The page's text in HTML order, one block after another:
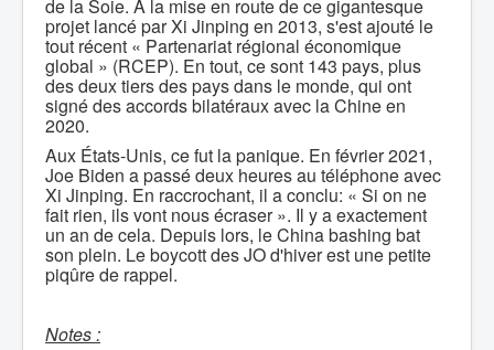
de la Soie. A la mise en route de ce gigantesque
projet lancé par Xi Jinping en 2013, s'est ajouté le
tout récent « Partenariat régional économique
global » (RCEP). En tout, ce sont 143 pays, plus
des deux tiers des pays dans le monde, qui ont
signé des accords bilatéraux avec la Chine en
2020.
Aux États-Unis, ce fut la panique. En février 2021,
Joe Biden a passé deux heures au téléphone avec
Xi Jinping. En raccrochant, il a conclu: « Si on ne
fait rien, ils vont nous écraser ». Il y a exactement
un an de cela. Depuis lors, le China bashing bat
son plein. Le boycott des JO d'hiver est une petite
piqûre de rappel.
Notes :